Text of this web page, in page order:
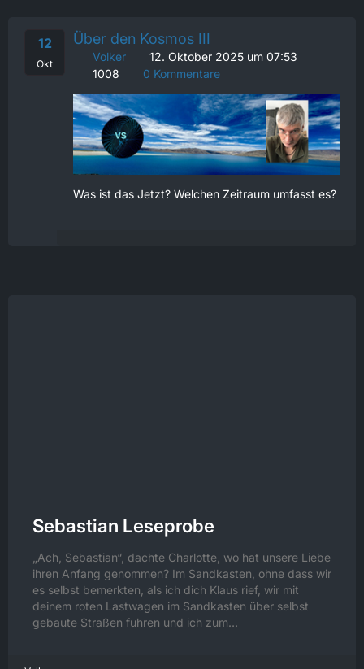
12
Okt
Über den Kosmos III
Volker
12. Oktober 2025 um 07:53
1008
0 Kommentare
Was ist das Jetzt? Welchen Zeitraum umfasst es?
Sebastian Leseprobe
„Ach, Sebastian“, dachte Charlotte, wo hat unsere Liebe
ihren Anfang genommen? Im Sandkasten, ohne dass wir
es selbst bemerkten, als ich dich Klaus rief, wir mit
deinem roten Lastwagen im Sandkasten über selbst
gebaute Straßen fuhren und ich zum…